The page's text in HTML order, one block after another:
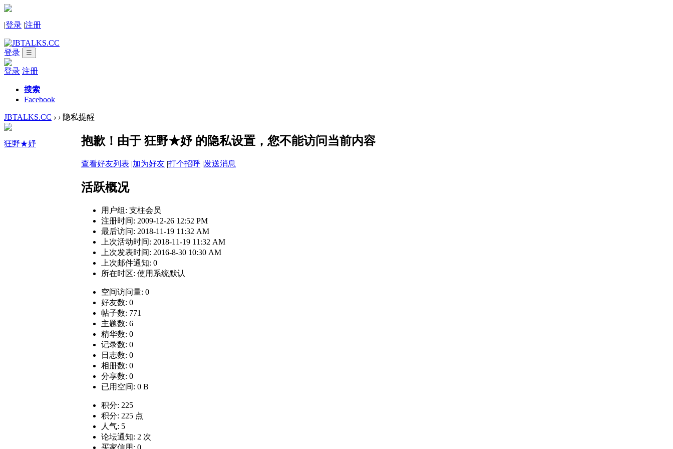
|登录 |注册
登录 ☰
登录 注册
搜索
Facebook
JBTALKS.CC › › 隐私提醒
狂野★妤 抱歉！由于 狂野★妤 的隐私设置，您不能访问当前内容
查看好友列表 |加为好友 |打个招呼 |发送消息
活跃概况
用户组: 支柱会员
注册时间: 2009-12-26 12:52 PM
最后访问: 2018-11-19 11:32 AM
上次活动时间: 2018-11-19 11:32 AM
上次发表时间: 2016-8-30 10:30 AM
上次邮件通知: 0
所在时区: 使用系统默认
空间访问量: 0
好友数: 0
帖子数: 771
主题数: 6
精华数: 0
记录数: 0
日志数: 0
相册数: 0
分享数: 0
已用空间: 0 B
积分: 225
积分: 225 点
人气: 5
论坛通知: 2 次
买家信用: 0